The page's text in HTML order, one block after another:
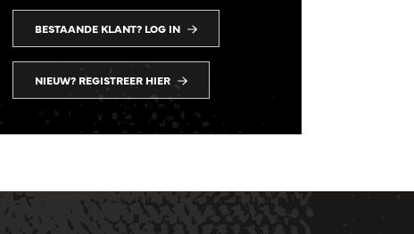
BESTAANDE KLANT? LOG IN
NIEUW? REGISTREER HIER